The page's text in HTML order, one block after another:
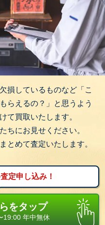
損しているものなど「こ
らえるの？」と思うよう
て買取いたします。
ちにお見せください。
とめて査定いたします。
定申し込み！
をタップ
19:00 年中無休